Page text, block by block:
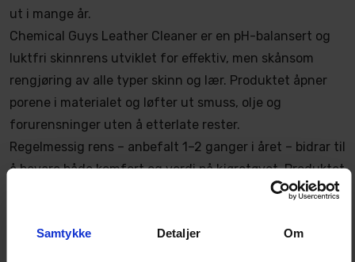
Samtykke Detaljer Om
ut i mange år.
Chemical Guys Leather Cleaner er en pH-balansert og
luktfri skinnrens utviklet for effektiv, men skånsom
rengjøring av alle typer skinn og lær. Produktet åpner
porene i materialet og løfter ut smuss, olje og
forurensninger uten å etterlate rester.
Regelmessig rens – anbefalt 1–2 ganger i året – bidrar til
å bevare både komfort og verdi på kjøretøyet. Produktet
kan også brukes på sofaer, skinnstoler, skinnjakker, sko